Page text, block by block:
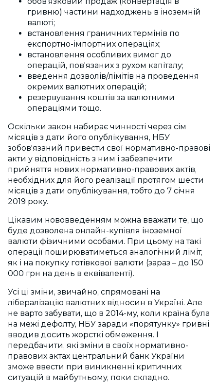
гривню) частини надходжень в іноземній
валюті;
встановлення граничних термінів по
експортно-імпортних операціях;
встановлення особливих вимог до
операцій, пов'язаних з рухом капіталу;
введення дозволів/лімітів на проведення
окремих валютних операцій;
резервування коштів за валютними
операціями тощо.
Оскільки закон набирає чинності через сім
місяців з дати його опублікування, НБУ
зобов'язаний привести свої нормативно-правові
акти у відповідність з ним і забезпечити
прийняття нових нормативно-правових актів,
необхідних для його реалізації протягом шести
місяців з дати опублікування, тобто до 7 січня
2019 року.
Цікавим нововведенням можна вважати те, що
буде дозволена онлайн-купівля іноземної
валюти фізичними особами. При цьому на такі
операції поширюватиметься аналогічний ліміт,
як і на покупку готівкової валюти (зараз – до 150
000 грн на день в еквіваленті).
Усі ці зміни, звичайно, спрямовані на
лібералізацію валютних відносин в Україні. Але
не варто забувати, що в 2014-му, коли країна була
на межі дефолту, НБУ заради «порятунку» гривні
вводив досить жорсткі обмеження. І
передбачити, які зміни в своїх нормативно-
правових актах центральний банк України
зможе ввести при виникненні критичних
ситуацій в майбутньому, поки складно.